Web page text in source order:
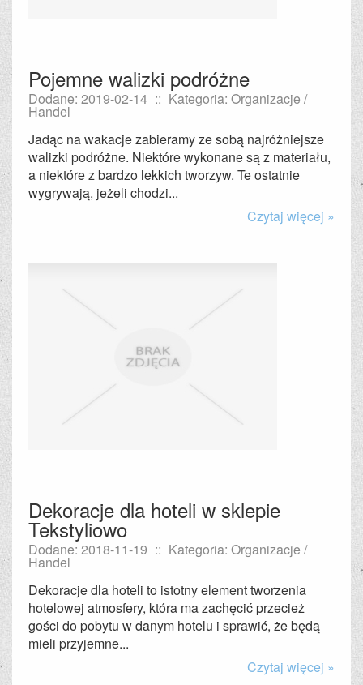
Pojemne walizki podróżne
Dodane: 2019-02-14 :: Kategoria: Organizacje /
Handel
Jadąc na wakacje zabieramy ze sobą najróżniejsze
walizki podróżne. Niektóre wykonane są z materiału,
a niektóre z bardzo lekkich tworzyw. Te ostatnie
wygrywają, jeżeli chodzi...
Czytaj więcej »
Dekoracje dla hoteli w sklepie
Tekstyliowo
Dodane: 2018-11-19 :: Kategoria: Organizacje /
Handel
Dekoracje dla hoteli to istotny element tworzenia
hotelowej atmosfery, która ma zachęcić przecież
gości do pobytu w danym hotelu i sprawić, że będą
mieli przyjemne...
Czytaj więcej »